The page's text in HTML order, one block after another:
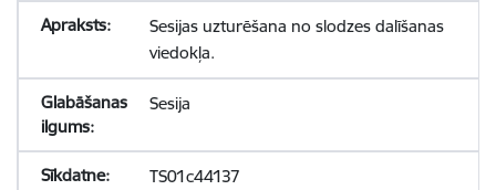
Sesijas uzturēšana no slodzes dalīšanas
viedokļa.
Sesija
TS01c44137